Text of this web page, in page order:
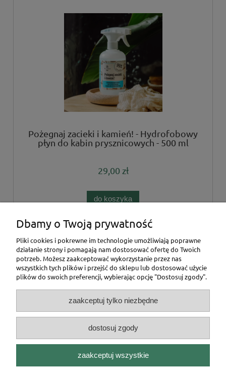
Pożegnaj zacieki i kamień! - Hydrofobowy
płyn do kabin prysznicowych - 500 ml
29,00 zł
do koszyka
3
Pomoc
Moje konto
Płatności i dostawa
Informacje
Dbamy o Twoją prywatność
Pliki cookies i pokrewne im technologie umożliwiają poprawne
działanie strony i pomagają nam dostosować ofertę do Twoich
potrzeb. Możesz zaakceptować wykorzystanie przez nas
wszystkich tych plików i przejść do sklepu lub dostosować użycie
plików do swoich preferencji, wybierając opcję "Dostosuj zgody".
zaakceptuj tylko niezbędne
dostosuj zgody
zaakceptuj wszystkie